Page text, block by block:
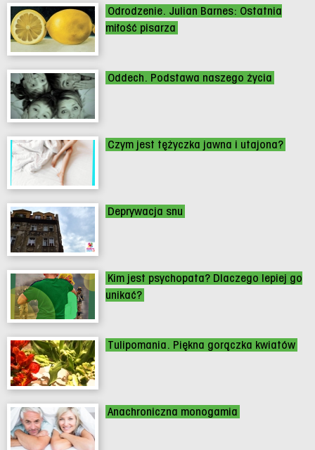
Odrodzenie. Julian Barnes: Ostatnia
miłość pisarza
Oddech. Podstawa naszego życia
Czym jest tężyczka jawna i utajona?
Deprywacja snu
Kim jest psychopata? Dlaczego lepiej go
unikać?
Tulipomania. Piękna gorączka kwiatów
Anachroniczna monogamia